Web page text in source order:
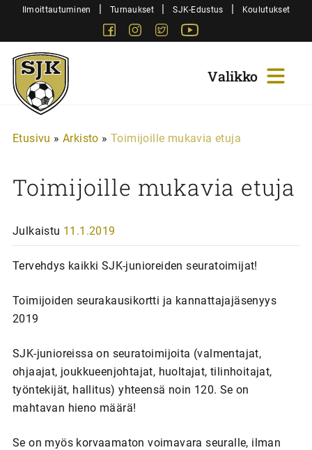
SiirryIlmoittautuminen | Turnaukset | SJK-Edustus | Koulutukset
FacebookInstagram
Twitter
Sjk-
Juniorit
Etusivu » Arkisto » Toimijoille mukavia etuja
Toimijoille mukavia etuja
Julkaistu 11.1.2019
Tervehdys kaikki SJK-junioreiden seuratoimijat!
Toimijoiden seurakausikortti ja kannattajajäsenyys
2019
SJK-junioreissa on seuratoimijoita (valmentajat,
ohjaajat, joukkueenjohtajat, huoltajat, tilinhoitajat,
työntekijät, hallitus) yhteensä noin 120. Se on
mahtavan hieno määrä!
Se on myös korvaamaton voimavara seuralle, ilman